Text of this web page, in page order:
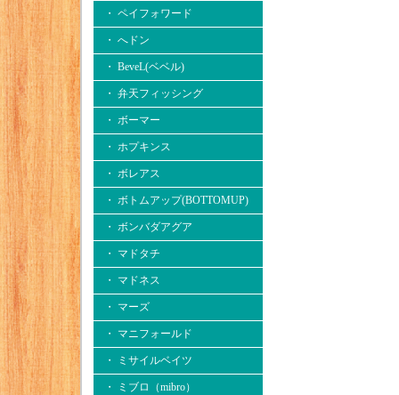
・ ペイフォワード
・ へドン
・ BeveL(ベベル)
・ 弁天フィッシング
・ ボーマー
・ ホプキンス
・ ボレアス
・ ボトムアップ(BOTTOMUP)
・ ボンバダアグア
・ マドタチ
・ マドネス
・ マーズ
・ マニフォールド
・ ミサイルベイツ
・ ミブロ（mibro）